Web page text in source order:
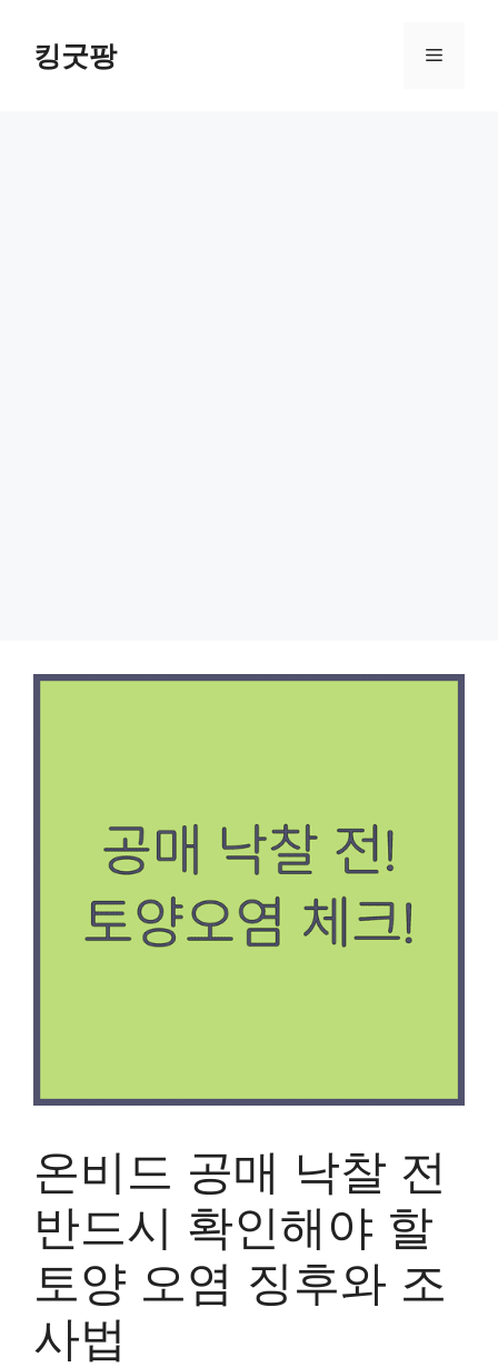
content킹굿팡 Menu
온비드 공매 낙찰 전
반드시 확인해야 할
토양 오염 징후와 조
사법